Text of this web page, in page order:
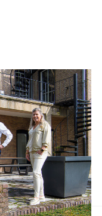
te bekijken en
u vragen heeft, meer
om u te helpen bij